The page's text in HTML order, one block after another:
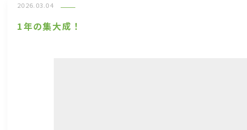
2026.03.04
1年の集大成！